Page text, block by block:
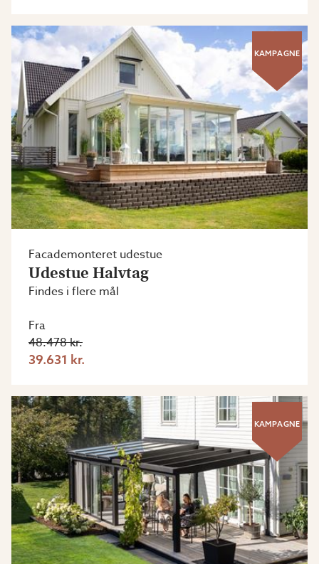
KAMPAGNE
Facademonteret udestue
Udestue Halvtag
Findes i flere mål
Fra
48.478 kr.
39.631 kr.
KAMPAGNE